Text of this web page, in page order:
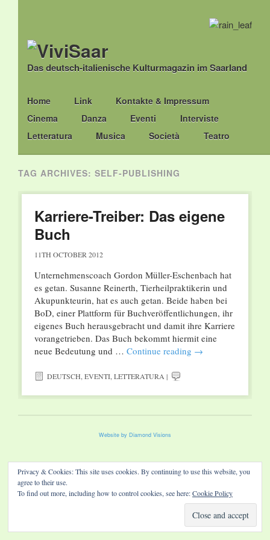
Das deutsch-italienische Kulturmagazin im Saarland
Main menu
Skip
to
content
Home Link
Kontakte & Impressum
Cinema
Danza Eventi
Interviste
Letteratura
Musica Società Teatro
TAG ARCHIVES: SELF-PUBLISHING
Karriere-Treiber: Das eigene
Buch
11TH OCTOBER 2012
Unternehmenscoach Gordon Müller-Eschenbach hat
es getan. Susanne Reinerth, Tierheilpraktikerin und
Akupunkteurin, hat es auch getan. Beide haben bei
BoD, einer Plattform für Buchveröffentlichungen, ihr
eigenes Buch herausgebracht und damit ihre Karriere
vorangetrieben. Das Buch bekommt hiermit eine
neue Bedeutung und … Continue reading →
DEUTSCH,EVENTI,LETTERATURA |
Website by Diamond Visions
Privacy & Cookies: This site uses cookies. By continuing to use this website, you
agree to their use.
To find out more, including how to control cookies, see here:Cookie Policy